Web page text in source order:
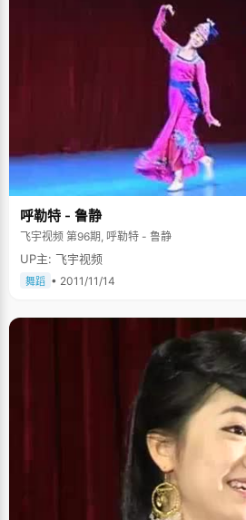
呼勒特 - 鲁静
飞宇视频 第96期, 呼勒特 - 鲁静
UP主: 飞宇视频
舞蹈 • 2011/11/14